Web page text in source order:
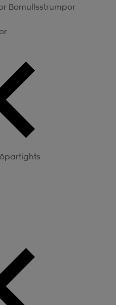
Bomullsstrumpor